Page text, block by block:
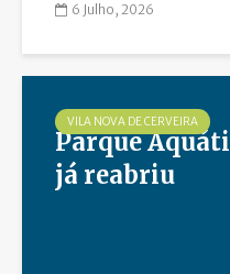
6 Julho, 2026
VILA NOVA DE CERVEIRA
Parque
já reabriu